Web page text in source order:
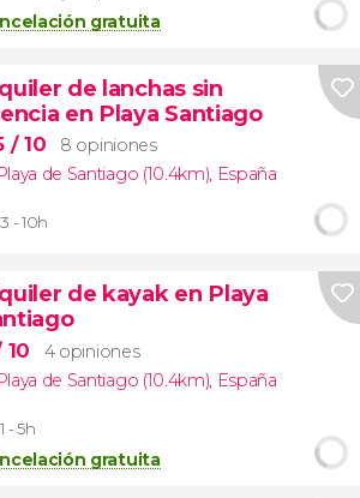
gratuita
de lanchas sin
en Playa Santiago
/ 10
8 opiniones
de Santiago (10.4km), España
3 - 10h
de kayak en Playa
10
4 opiniones
de Santiago (10.4km), España
1 - 5h
gratuita